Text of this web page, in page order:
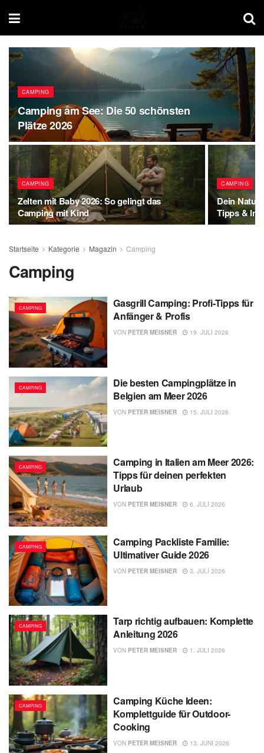
CAMPING
Camping am See: Die 50 schönsten
Plätze 2026
CAMPING
Zelten mit Baby 2026: So gelingt das
Camping mit Kind
CAMPING
Dein
Tipps &
Startseite Kategorie Magazin Camping
Camping
CAMPING
Gasgrill Camping: Profi-Tipps für
Anfänger & Profis
VON PETER MEISNER 19. JULI 2026
CAMPING
Die besten Campingplätze in
Belgien am Meer 2026
VON PETER MEISNER 15. JULI 2026
CAMPING
Camping in Italien am Meer 2026:
Tipps für deinen perfekten
Urlaub
VON PETER MEISNER 6. JULI 2026
CAMPING
Camping Packliste Familie:
Ultimativer Guide 2026
VON PETER MEISNER 3. JULI 2026
CAMPING
Tarp richtig aufbauen: Komplette
Anleitung 2026
VON PETER MEISNER 1. JULI 2026
CAMPING
Camping Küche Ideen:
Komplettguide für Outdoor-
Cooking
VON PETER MEISNER 13. JUNI 2026